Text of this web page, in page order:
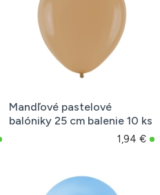
Mandľové pastelové
balóniky 25 cm balenie 10 ks
1,94 €